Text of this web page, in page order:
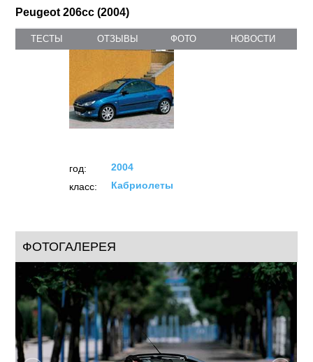
Peugeot 206cc (2004)
ТЕСТЫ ОТЗЫВЫ ФОТО НОВОСТИ
год:
2004
класс:
Кабриолеты
ФОТОГАЛЕРЕЯ